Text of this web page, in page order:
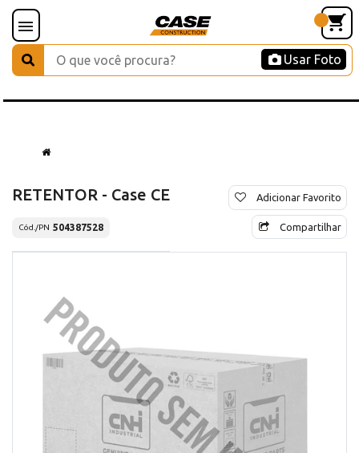
Usar Foto
RETENTOR - Case CE
Cód./PN 504387528
Adicionar Favorito
Compartilhar